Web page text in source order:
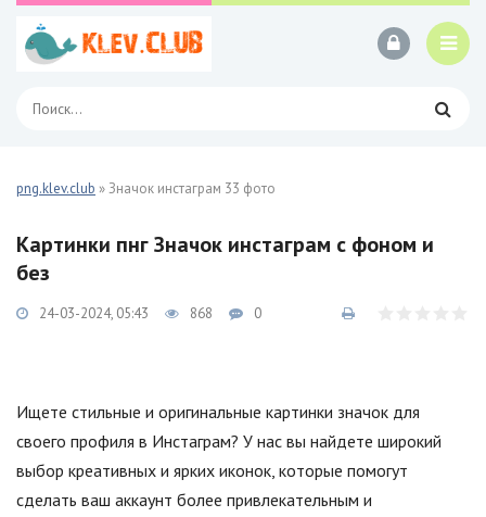
png.klev.club » Значок инстаграм 33 фото
Картинки пнг Значок инстаграм с фоном и
без
24-03-2024, 05:43 868 0
Ищете стильные и оригинальные картинки значок для
своего профиля в Инстаграм? У нас вы найдете широкий
выбор креативных и ярких иконок, которые помогут
сделать ваш аккаунт более привлекательным и